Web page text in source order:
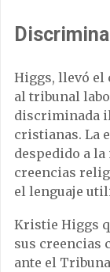
Higgs, llevó el
al tribunal
discriminada
cristianas. La
despedido a
creencias
el lenguaje
Kristie Higgs
sus creencias
ante el